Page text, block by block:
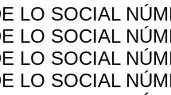
LO SOCIAL
LO SOCIAL
LO SOCIAL
LO SOCIAL